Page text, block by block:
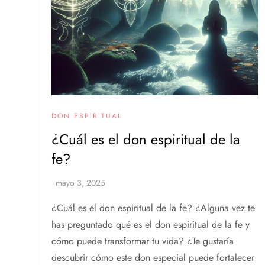
DON ESPIRITUAL
¿Cuál es el don espiritual de la
fe?
¿Cuál es el don espiritual de la fe? ¿Alguna vez te
has preguntado qué es el don espiritual de la fe y
cómo puede transformar tu vida? ¿Te gustaría
descubrir cómo este don especial puede fortalecer